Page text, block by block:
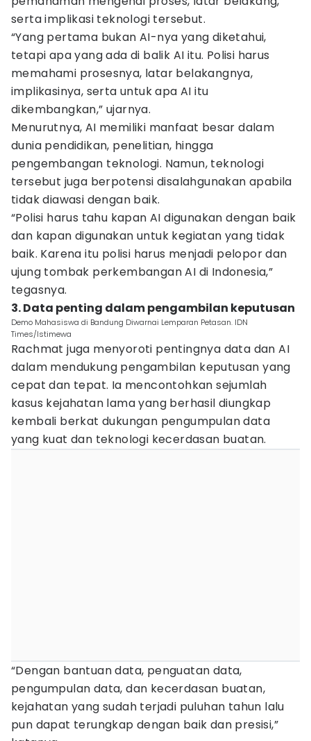
serta implikasi teknologi tersebut.
“Yang pertama bukan AI-nya yang diketahui,
tetapi apa yang ada di balik AI itu. Polisi harus
memahami prosesnya, latar belakangnya,
implikasinya, serta untuk apa AI itu
dikembangkan,” ujarnya.
Menurutnya, AI memiliki manfaat besar dalam
dunia pendidikan, penelitian, hingga
pengembangan teknologi. Namun, teknologi
tersebut juga berpotensi disalahgunakan apabila
tidak diawasi dengan baik.
“Polisi harus tahu kapan AI digunakan dengan baik
dan kapan digunakan untuk kegiatan yang tidak
baik. Karena itu polisi harus menjadi pelopor dan
ujung tombak perkembangan AI di Indonesia,”
tegasnya.
3. Data penting dalam pengambilan keputusan
Demo Mahasiswa di Bandung Diwarnai Lemparan Petasan. IDN
Times/Istimewa
Rachmat juga menyoroti pentingnya data dan AI
dalam mendukung pengambilan keputusan yang
cepat dan tepat. Ia mencontohkan sejumlah
kasus kejahatan lama yang berhasil diungkap
kembali berkat dukungan pengumpulan data
yang kuat dan teknologi kecerdasan buatan.
“Dengan bantuan data, penguatan data,
pengumpulan data, dan kecerdasan buatan,
kejahatan yang sudah terjadi puluhan tahun lalu
pun dapat terungkap dengan baik dan presisi,”